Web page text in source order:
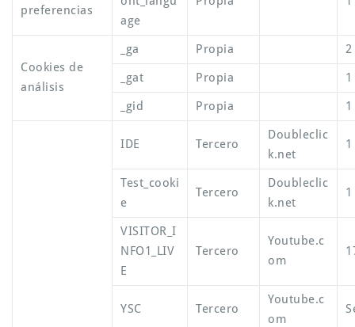
preferencias
age
Cookies de
análisis
_ga Propia
2
_gat
Propia
_gid
Propia
IDE Tercero
Doubleclic
k.net
Test_cooki
e
Tercero
Doubleclic
k.net
VISITOR_I
NFO1_LIV
E
Tercero
Youtube.c
om
YSC Tercero
Youtube.c
om